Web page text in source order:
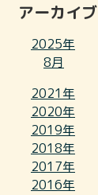
アーカイブ
2025年
8月
2021年
2020年
2019年
2018年
2017年
2016年